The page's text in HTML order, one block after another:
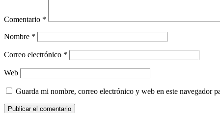
Comentario *
Nombre *
Correo electrónico *
Web
Guarda mi nombre, correo electrónico y web en este navegador